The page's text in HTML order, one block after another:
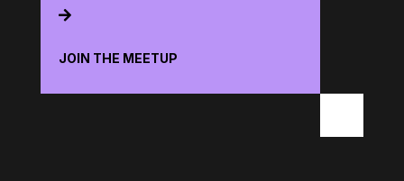

JOIN THE MEETUP